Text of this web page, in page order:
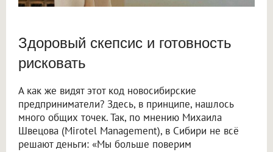
Здоровый скепсис и готовность
рисковать
А как же видят этот код новосибирские
предприниматели? Здесь, в принципе, нашлось
много общих точек. Так, по мнению Михаила
Швецова (Mirotel Management), в Сибири не всё
решают деньги: «Мы больше поверим